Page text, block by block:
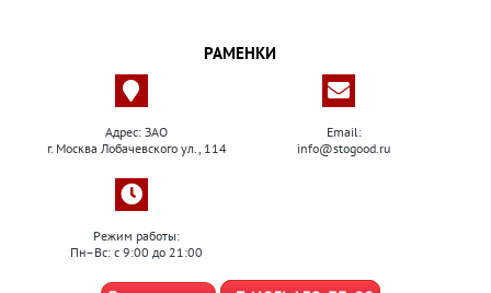
РАМЕНКИ
Адрес: ЗАО
г. Москва Лобачевского ул., 114
Email:
info@stogood.ru
Режим работы:
Пн–Вс: с 9:00 до 21:00